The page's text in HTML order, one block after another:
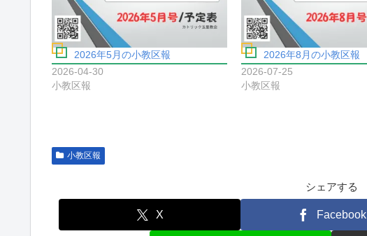
2026年5月の小教区報
2026-04-30
小教区報
2026年8月の小教区報
2026-07-25
小教区報
小教区報
シェアする
X Facebook